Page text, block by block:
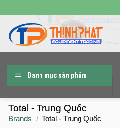
đến
nội
dung
Danh mục sản phẩm
Total - Trung Quốc
Brands / Total - Trung Quốc